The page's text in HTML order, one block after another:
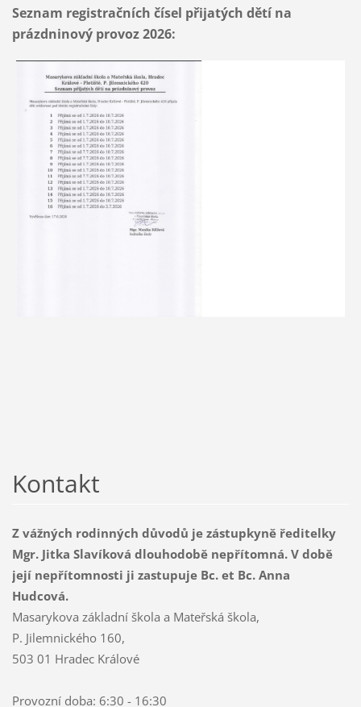
Seznam registračních čísel přijatých dětí na
prázdninový provoz 2026:
Kontakt
Z vážných rodinných důvodů je zástupkyně ředitelky
Mgr. Jitka Slavíková dlouhodobě nepřítomná. V době
její nepřítomnosti ji zastupuje Bc. et Bc. Anna
Hudcová.
Masarykova základní škola a Mateřská škola,
P. Jilemnického 160,
503 01 Hradec Králové
Provozní doba: 6:30 - 16:30